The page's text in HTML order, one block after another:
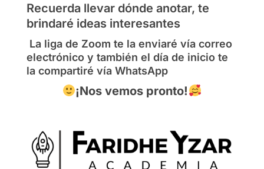
Recuerda llevar dónde anotar, te
brindaré ideas interesantes
La liga de Zoom te la enviaré vía correo
electrónico y también el día de inicio te
la compartiré vía WhatsApp
¡Nos vemos pronto!